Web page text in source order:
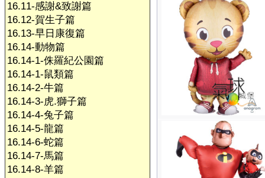
16.11-感謝&致謝篇
16.12-賀生子篇
16.13-早日康復篇
16.14-動物篇
16.14-1-侏羅紀公園篇
16.14-1-鼠類篇
16.14-2-牛篇
16.14-3-虎.獅子篇
16.14-4-兔子篇
16.14-5-龍篇
16.14-6-蛇篇
16.14-7-馬篇
16.14-8-羊篇